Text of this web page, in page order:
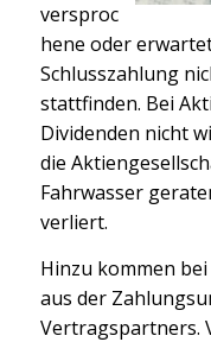
versproc
hene oder
Schlusszahlung
stattfinden. Bei
Dividenden nicht
die
Fahrwasser
verliert.
Hinzu kommen
aus der
Vertragspartners.